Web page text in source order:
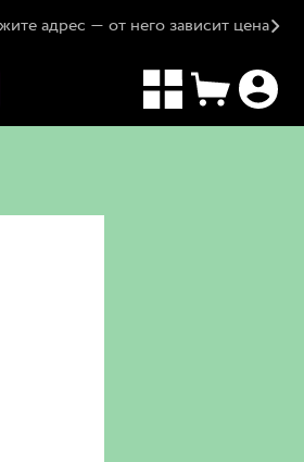
адрес — от него зависит цена